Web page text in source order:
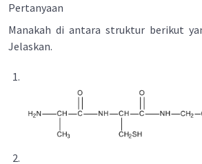
Pertanyaan
Manakah di antara struktur berikut
Jelaskan.